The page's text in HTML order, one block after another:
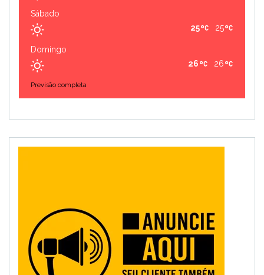
Sábado
25
25
Domingo
26
26
Previsão completa